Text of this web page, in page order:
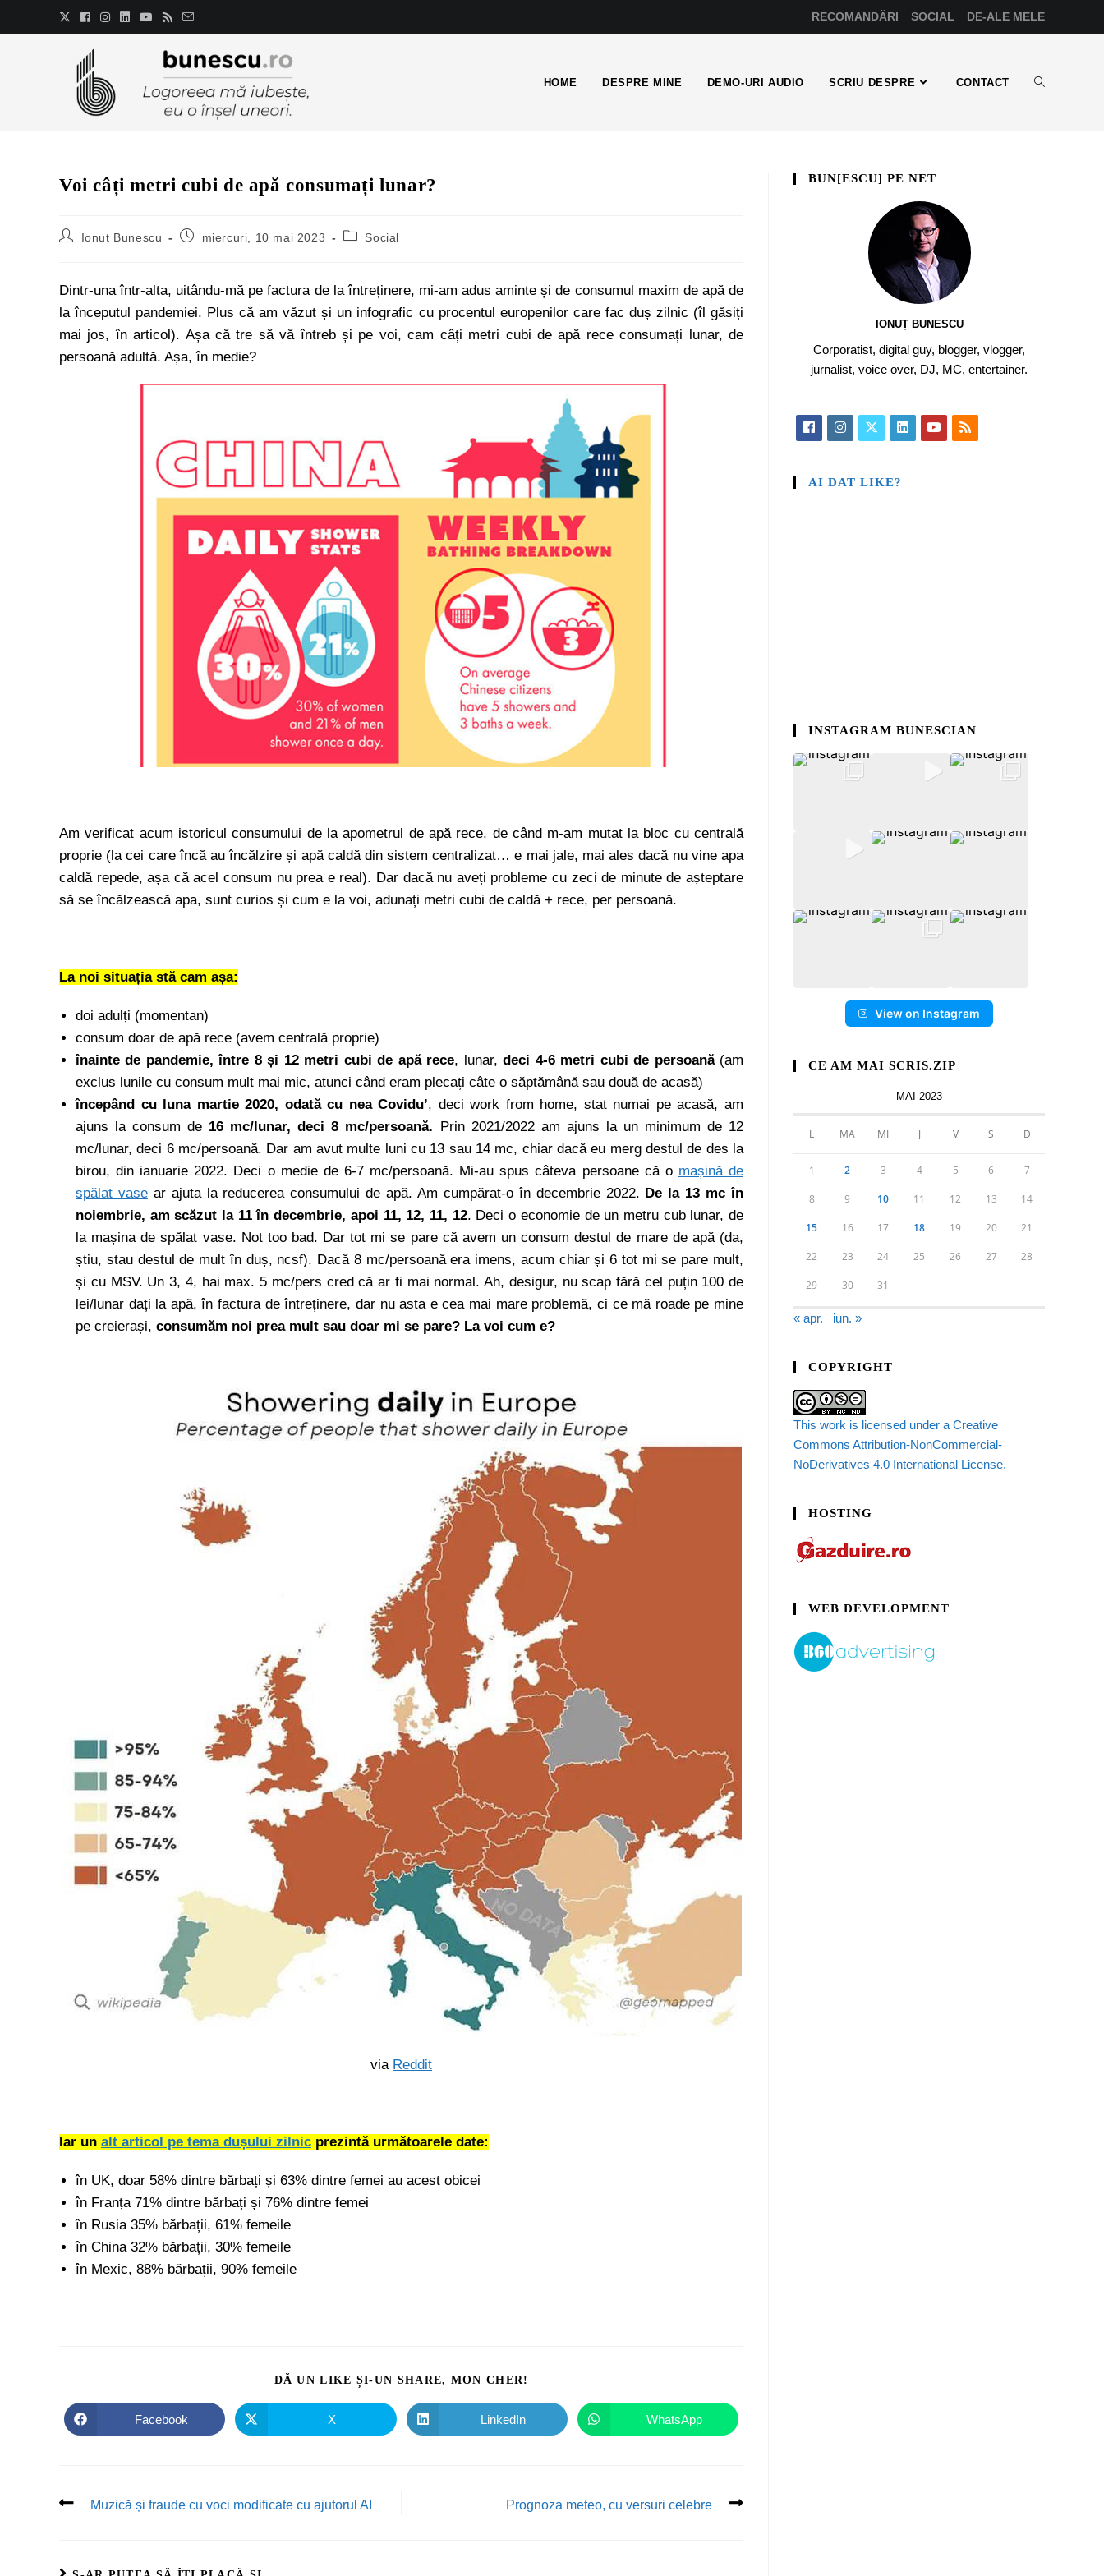
RECOMANDĂRI SOCIAL DE-ALE MELE
HOME DESPRE MINE DEMO-URI AUDIO SCRIU DESPRE CONTACT
Voi câți metri cubi de apă consumați lunar?
Ionut Bunescu miercuri, 10 mai 2023 Social
Dintr-una într-alta, uitându-mă pe factura de la întreținere, mi-am adus aminte și de consumul maxim de apă de
la începutul pandemiei. Plus că am văzut și un infografic cu procentul europenilor care fac duș zilnic (îl găsiți
mai jos, în articol). Așa că tre să vă întreb și pe voi, cam câți metri cubi de apă rece consumați lunar, de
persoană adultă. Așa, în medie?
Am verificat acum istoricul consumului de la apometrul de apă rece, de când m-am mutat la bloc cu centrală
proprie (la cei care încă au încălzire și apă caldă din sistem centralizat… e mai jale, mai ales dacă nu vine apa
caldă repede, așa că acel consum nu prea e real). Dar dacă nu aveți probleme cu zeci de minute de așteptare
să se încălzească apa, sunt curios și cum e la voi, adunați metri cubi de caldă + rece, per persoană.
La noi situația stă cam așa:
doi adulți (momentan)
consum doar de apă rece (avem centrală proprie)
înainte de pandemie, între 8 și 12 metri cubi de apă rece, lunar, deci 4-6 metri cubi de persoană(am
exclus lunile cu consum mult mai mic, atunci când eram plecați câte o săptămână sau două de acasă)
începând cu luna martie 2020, odată cu nea Covidu’, deci work from home, stat numai pe acasă, am
ajuns la consum de 16 mc/lunar, deci 8 mc/persoană. Prin 2021/2022 am ajuns la un minimum de 12
mc/lunar, deci 6 mc/persoană. Dar am avut multe luni cu 13 sau 14 mc, chiar dacă eu merg destul de des la
birou, din ianuarie 2022. Deci o medie de 6-7 mc/persoană. Mi-au spus câteva persoane că o mașină de
spălat vasear ajuta la reducerea consumului de apă. Am cumpărat-o în decembrie 2022. De la 13 mc în
noiembrie, am scăzut la 11 în decembrie, apoi 11, 12, 11, 12. Deci o economie de un metru cub lunar, de
la mașina de spălat vase. Not too bad. Dar tot mi se pare că avem un consum destul de mare de apă (da,
știu, stau destul de mult în duș, ncsf). Dacă 8 mc/persoană era imens, acum chiar și 6 tot mi se pare mult,
și cu MSV. Un 3, 4, hai max. 5 mc/pers cred că ar fi mai normal. Ah, desigur, nu scap fără cel puțin 100 de
lei/lunar dați la apă, în factura de întreținere, dar nu asta e cea mai mare problemă, ci ce mă roade pe mine
pe creierași, consumăm noi prea mult sau doar mi se pare? La voi cum e?
via Reddit
Iar un alt articol pe tema dușului zilnic prezintă următoarele date:
în UK, doar 58% dintre bărbați și 63% dintre femei au acest obicei
în Franța 71% dintre bărbați și 76% dintre femei
în Rusia 35% bărbații, 61% femeile
în China 32% bărbații, 30% femeile
în Mexic, 88% bărbații, 90% femeile
DĂ UN LIKE ȘI-UN SHARE, MON CHER!
Facebook X LinkedIn WhatsApp
Muzică și fraude cu voci modificate cu ajutorul AI Prognoza meteo, cu versuri celebre
BUN[ESCU] PE NET
IONUȚ BUNESCU
Corporatist, digital guy, blogger, vlogger,
jurnalist, voice over, DJ, MC, entertainer.
AI DAT LIKE?
INSTAGRAM BUNESCIAN
View on Instagram
CE AM MAI SCRIS.ZIP
MAI 2023
L MA MI J V S D
1 2 3 4 5 6 7
8 9 10 11 12 13 14
15 16 17 18 19 20 21
22 23 24 25 26 27 28
29 30 31
« apr. iun. »
COPYRIGHT
This work is licensed under a Creative
Commons Attribution-NonCommercial-
NoDerivatives 4.0 International License.
HOSTING
WEB DEVELOPMENT